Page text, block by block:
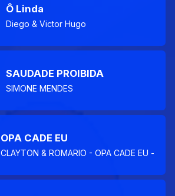
Ô Linda
Diego & Victor Hugo
SAUDADE PROIBIDA
SIMONE MENDES
OPA CADE EU
CLAYTON & ROMARIO - OPA CADE EU -